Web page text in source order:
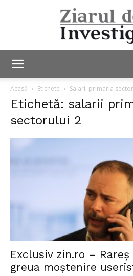
Acasă Etichete Salarii primaria
Etichetă: salarii
sectorului 2
Exclusiv zin.ro –
greua moștenire